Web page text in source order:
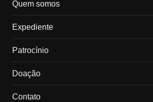
Quem somos
Expediente
Patrocínio
Doação
Contato